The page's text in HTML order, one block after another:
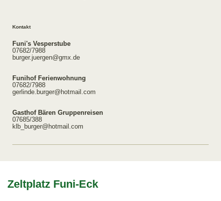
Kontakt
Funi's Vesperstube
07682/7988
burger.juergen@gmx.de
Funihof Ferienwohnung
07682/7988
gerlinde.burger@hotmail.com
Gasthof Bären Gruppenreisen
07685/388
klb_burger@hotmail.com
Zeltplatz Funi-Eck